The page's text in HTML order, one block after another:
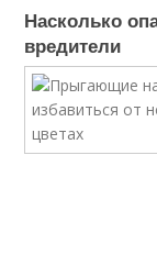
Насколько
вредители